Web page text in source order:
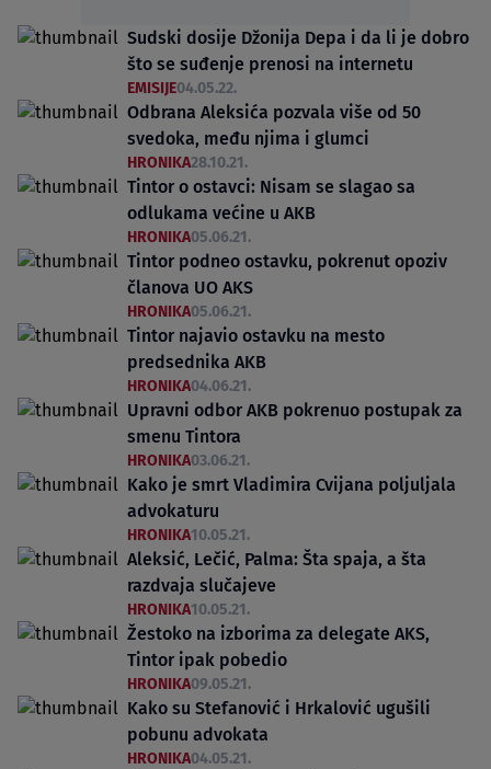
Sudski dosije Džonija Depa i da li je dobro
što se suđenje prenosi na internetu
EMISIJE04.05.22.
Odbrana Aleksića pozvala više od 50
svedoka, među njima i glumci
HRONIKA28.10.21.
Tintor o ostavci: Nisam se slagao sa
odlukama većine u AKB
HRONIKA05.06.21.
Tintor podneo ostavku, pokrenut opoziv
članova UO AKS
HRONIKA05.06.21.
Tintor najavio ostavku na mesto
predsednika AKB
HRONIKA04.06.21.
Upravni odbor AKB pokrenuo postupak za
smenu Tintora
HRONIKA03.06.21.
Kako je smrt Vladimira Cvijana poljuljala
advokaturu
HRONIKA10.05.21.
Aleksić, Lečić, Palma: Šta spaja, a šta
razdvaja slučajeve
HRONIKA10.05.21.
Žestoko na izborima za delegate AKS,
Tintor ipak pobedio
HRONIKA09.05.21.
Kako su Stefanović i Hrkalović ugušili
pobunu advokata
HRONIKA04.05.21.